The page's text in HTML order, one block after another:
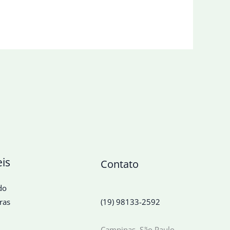
Contato
(19) 98133-2592